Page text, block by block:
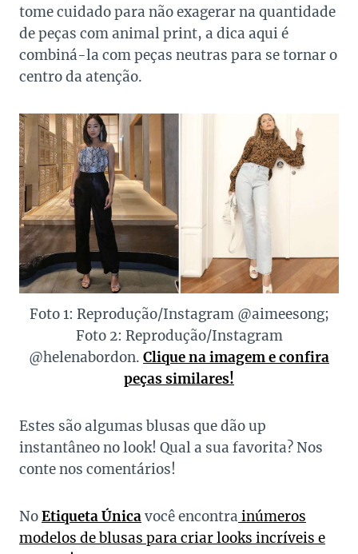
tome cuidado para não exagerar na quantidade
de peças com animal print, a dica aqui é
combiná-la com peças neutras para se tornar o
centro da atenção.
Foto 1: Reprodução/Instagram @aimeesong;
Foto 2: Reprodução/Instagram
@helenabordon. Clique na imagem e confira
peças similares!
Estes são algumas blusas que dão up
instantâneo no look! Qual a sua favorita? Nos
conte nos comentários!
NoEtiqueta Únicavocê encontra inúmeros
modelos de blusas para criar looks incríveis e